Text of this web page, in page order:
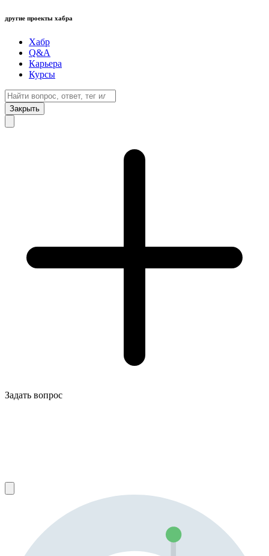
другие проекты хабра
Хабр
Q&A
Карьера
Курсы
Закрыть
Задать вопрос